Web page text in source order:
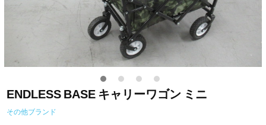
ENDLESS BASE キャリーワゴン ミニ
その他ブランド